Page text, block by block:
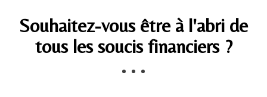
Souhaitez-vous être à l'abri de
tous les soucis financiers ?